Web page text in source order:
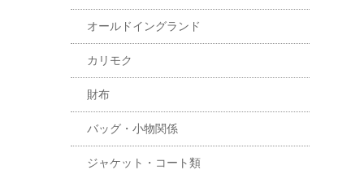
オールドイングランド
カリモク
財布
バッグ・小物関係
ジャケット・コート類